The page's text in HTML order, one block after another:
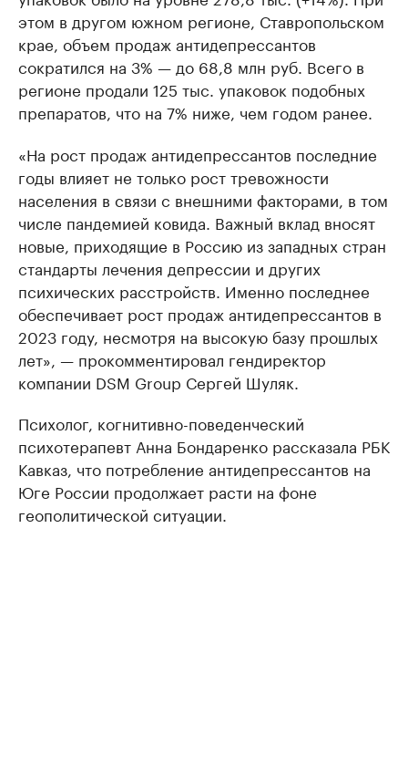
этом в другом южном регионе, Ставропольском
крае, объем продаж антидепрессантов
сократился на 3% — до 68,8 млн руб. Всего в
регионе продали 125 тыс. упаковок подобных
препаратов, что на 7% ниже, чем годом ранее.
«На рост продаж антидепрессантов последние
годы влияет не только рост тревожности
населения в связи с внешними факторами, в том
числе пандемией ковида. Важный вклад вносят
новые, приходящие в Россию из западных стран
стандарты лечения депрессии и других
психических расстройств. Именно последнее
обеспечивает рост продаж антидепрессантов в
2023 году, несмотря на высокую базу прошлых
лет», — прокомментировал гендиректор
компании DSM Group Сергей Шуляк.
Психолог, когнитивно-поведенческий
психотерапевт Анна Бондаренко рассказала РБК
Кавказ, что потребление антидепрессантов на
Юге России продолжает расти на фоне
геополитической ситуации.